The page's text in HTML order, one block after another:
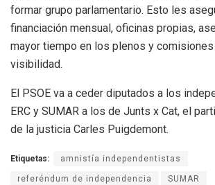
formar grupo parlamentario. Esto les
financiación mensual, oficinas propias,
mayor tiempo en los plenos y comisiones
visibilidad.
El PSOE va a ceder diputados a los
ERC y SUMAR a los de Junts x Cat, el
de la justicia Carles Puigdemont.
Etiquetas: amnistía independentistas
referéndum de independencia SUMAR